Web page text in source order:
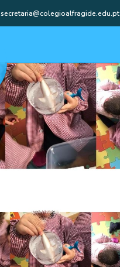
secretaria@colegioalfragide.edu.pt